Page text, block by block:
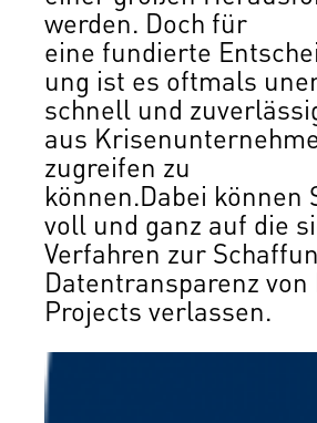
werden. Doch für
eine fundierte
ung ist es oftmals
schnell und
aus
zugreifen zu
können.Dabei können
voll und ganz auf die
Verfahren zur
Datentransparenz von
Projects verlassen.